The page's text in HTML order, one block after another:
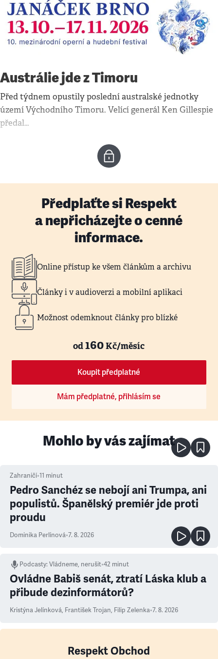
Austrálie jde z Timoru
Před týdnem opustily poslední australské jednotky
území Východního Timoru. Velící generál Ken Gillespie
předal…
Předplaťte si Respekt
a nepřicházejte o cenné
informace.
Online přístup ke všem článkům a archivu
Články i v audioverzi a mobilní aplikaci
Možnost odemknout články pro blízké
od160Kč/měsíc
Koupit předplatné
Mám předplatné, přihlásím se
Mohlo by vás zajímat
Zahraničí•11 minut
Pedro Sanchéz se nebojí ani Trumpa, ani
populistů. Španělský premiér jde proti
proudu
Dominika Perlínová•7. 8. 2026
Podcasty:Vládneme, nerušit•42 minut
Ovládne Babiš senát, ztratí Láska klub a
přibude dezinformátorů?
Kristýna Jelínková, František Trojan, Filip Zelenka•7. 8. 2026
Respekt Obchod